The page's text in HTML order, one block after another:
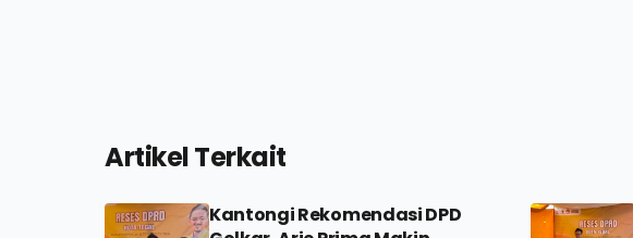
Artikel Terkait
Kantongi Rekomendasi DPD